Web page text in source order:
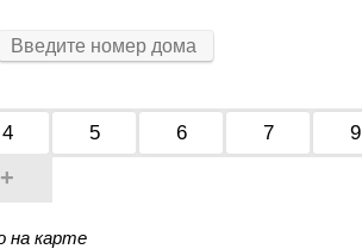
4 5 6 7 9
+
на карте